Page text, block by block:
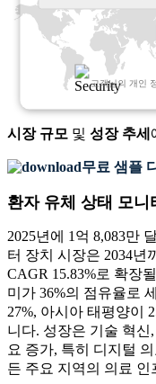
고객님의 개인
시장 규모 및 성장 추세
무료 샘플
환자 유체 상태 모
2025년에 1억 8,083만
터 장치 시장은 2034년
CAGR 15.83%로 확장
미가 36%의 점유율로
27%, 아시아 태평양이
니다. 성장은 기술 혁
요 증가, 특히 디지털
든 주요 지역의 의료